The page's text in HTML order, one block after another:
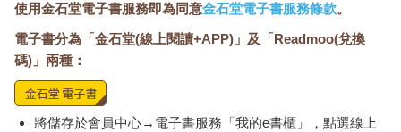
使用金石堂電子書服務即為同意金石堂電子書服務條款。
電子書分為「金石堂(線上閱讀+APP)」及「Readmoo(兌換
碼)」兩種：
將儲存於會員中心→電子書服務「我的e書櫃」，點選線上